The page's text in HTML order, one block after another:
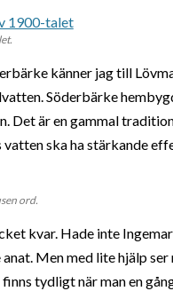
känner jag till
Söderbärke
Det är en gammal
ska ha stärkande
ord.
kvar. Hade inte
Men med lite hjälp
tydligt när man en